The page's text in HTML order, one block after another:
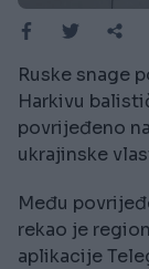
Ruske snage
Harkivu
povrijeđeno
ukrajinske
Među
rekao je
aplikacije